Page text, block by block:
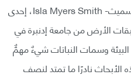
قالت عالمة الجيولوجيا ايسلا مايرز سميث- Isla Myers Smith، إحدى
الأرض من جامعة إدنبرة في
البيئة وسمات النباتات شيءٌ مهمٌّ
الأبحاث نادرًا ما تمتد لنصف